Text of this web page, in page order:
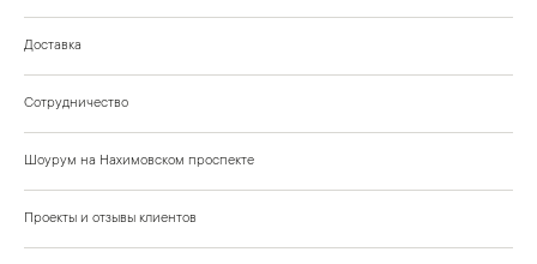
Доставка
Сотрудничество
Шоурум на Нахимовском проспекте
Проекты и отзывы клиентов